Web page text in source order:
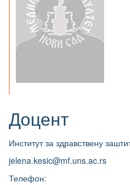
Доцент
Институт за здравствену
jelena.kesic@mf.uns.ac.rs
Телефон: